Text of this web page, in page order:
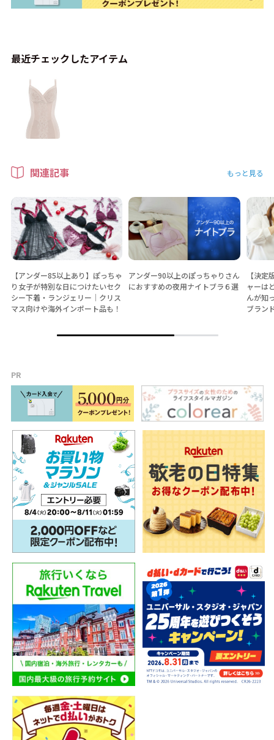
最近チェックしたアイテム
関連記事 もっと見る
【アンダー85以上あり】ぽっちゃ
り女子が特別な日につけたいセク
シー下着・ランジェリー│クリス
マス向けや海外インポート品も！
アンダー90以上のぽっちゃりさん
におすすめの夜用ナイトブラ６選
【決
ャーは
んが知
ブラン
PR